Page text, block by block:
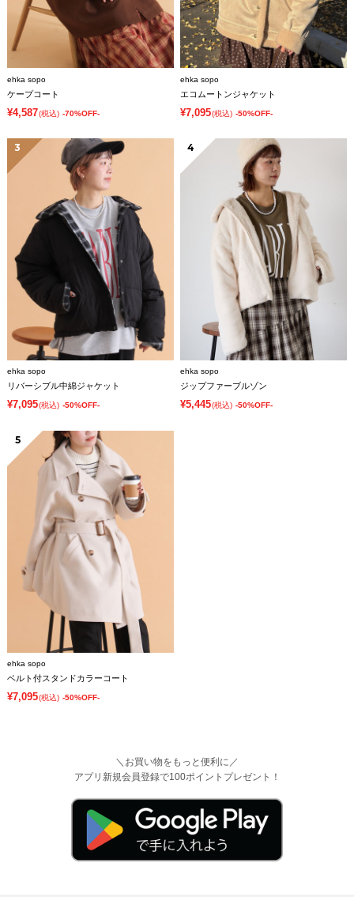
ehka sopo
ケープコート
¥4,587(税込) -70%OFF-
ehka sopo
エコムートンジャケット
¥7,095(税込) -50%OFF-
3
ehka sopo
リバーシブル中綿ジャケット
¥7,095(税込) -50%OFF-
4
ehka sopo
ジップファーブルゾン
¥5,445(税込) -50%OFF-
5
ehka sopo
ベルト付スタンドカラーコート
¥7,095(税込) -50%OFF-
＼お買い物をもっと便利に／
アプリ新規会員登録で100ポイントプレゼント！